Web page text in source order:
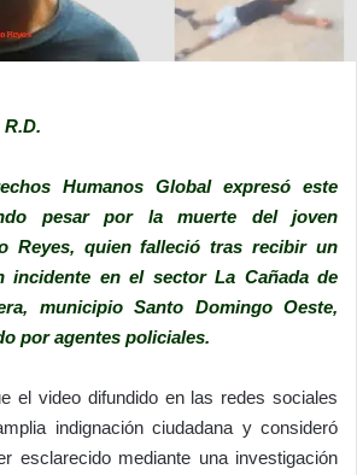
Humanos Global expresó este
pesar por la muerte del joven
Reyes, quien falleció tras recibir un
incidente en el sector La Cañada de
municipio Santo Domingo Oeste,
por agentes policiales.
el video difundido en las redes sociales
indignación ciudadana y consideró
esclarecido mediante una investigación